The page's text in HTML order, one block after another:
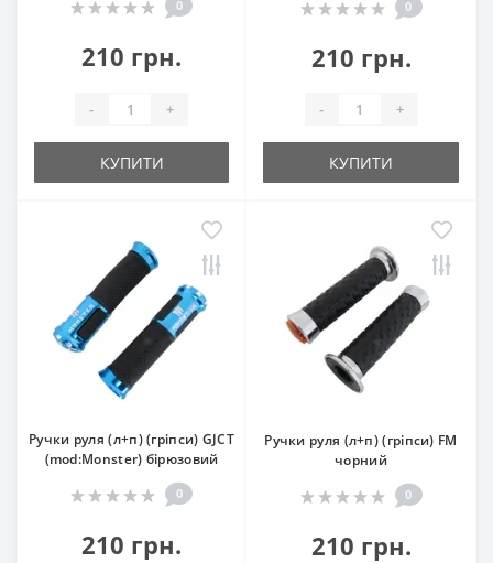
0
210 грн.
- +
КУПИТИ
0
210 грн.
- +
КУПИТИ
Ручки руля (л+п) (гріпси) GJCT
(mod:Monster) бірюзовий
0
210 грн.
Ручки руля (л+п) (гріпси) FM
чорний
0
210 грн.